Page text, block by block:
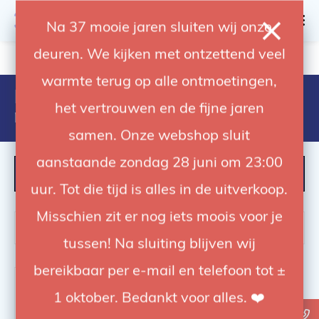
Na 37 mooie jaren sluiten wij onze
deuren. We kijken met ontzettend veel
warmte terug op alle ontmoetingen,
het vertrouwen en de fijne jaren
samen. Onze webshop sluit
aanstaande zondag 28 juni om 23:00
uur. Tot die tijd is alles in de uitverkoop.
Misschien zit er nog iets moois voor je
tussen! Na sluiting blijven wij
bereikbaar per e-mail en telefoon tot ±
1 oktober. Bedankt voor alles. ❤️
4.92 / 5 op trusted shops
Products tagged with 3 female
naar 3.5 mm male
FILTER